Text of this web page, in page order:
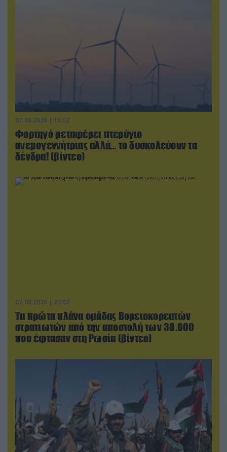
07.08.2026 | 16:02
Φορτηγό μεταφέρει πτερύγιο
ανεμογεννήτριας αλλά… το δυσκολεύουν τα
δένδρα! (βίντεο)
07.08.2026 | 23:02
Τα πρώτα πλάνα ομάδας Βορειοκορεατών
στρατιωτών από την αποστολή των 30.000
που έφτασαν στη Ρωσία (βίντεο)